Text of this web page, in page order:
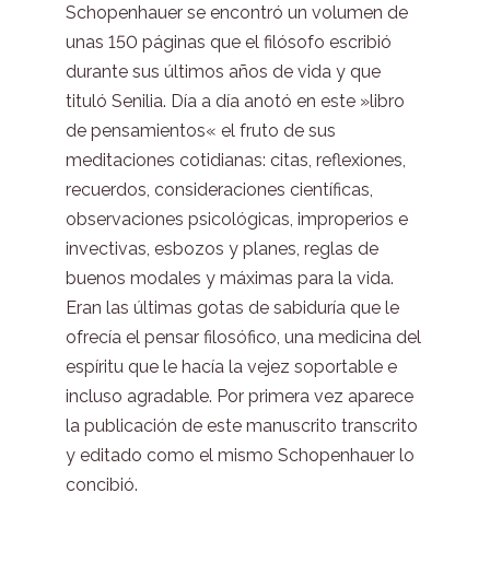
Schopenhauer se encontró un volumen de
unas 150 páginas que el filósofo escribió
durante sus últimos años de vida y que
tituló Senilia. Día a día anotó en este »libro
de pensamientos« el fruto de sus
meditaciones cotidianas: citas, reflexiones,
recuerdos, consideraciones científicas,
observaciones psicológicas, improperios e
invectivas, esbozos y planes, reglas de
buenos modales y máximas para la vida.
Eran las últimas gotas de sabiduría que le
ofrecía el pensar filosófico, una medicina del
espíritu que le hacía la vejez soportable e
incluso agradable. Por primera vez aparece
la publicación de este manuscrito transcrito
y editado como el mismo Schopenhauer lo
concibió.